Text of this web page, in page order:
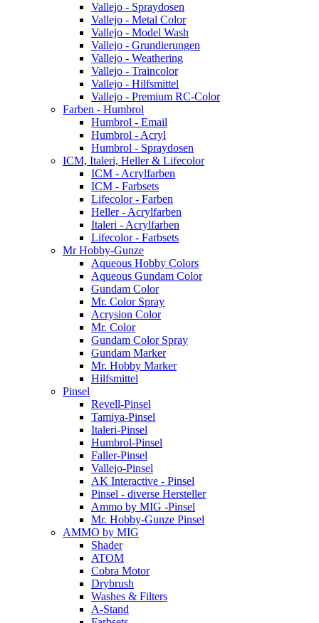
Vallejo - Spraydosen
Vallejo - Metal Color
Vallejo - Model Wash
Vallejo - Grundierungen
Vallejo - Weathering
Vallejo - Traincolor
Vallejo - Hilfsmittel
Vallejo - Premium RC-Color
Farben - Humbrol
Humbrol - Email
Humbrol - Acryl
Humbrol - Spraydosen
ICM, Italeri, Heller & Lifecolor
ICM - Acrylfarben
ICM - Farbsets
Lifecolor - Farben
Heller - Acrylfarben
Italeri - Acrylfarben
Lifecolor - Farbsets
Mr Hobby-Gunze
Aqueous Hobby Colors
Aqueous Gundam Color
Gundam Color
Mr. Color Spray
Acrysion Color
Mr. Color
Gundam Color Spray
Gundam Marker
Mr. Hobby Marker
Hilfsmittel
Pinsel
Revell-Pinsel
Tamiya-Pinsel
Italeri-Pinsel
Humbrol-Pinsel
Faller-Pinsel
Vallejo-Pinsel
AK Interactive - Pinsel
Pinsel - diverse Hersteller
Ammo by MIG -Pinsel
Mr. Hobby-Gunze Pinsel
AMMO by MIG
Shader
ATOM
Cobra Motor
Drybrush
Washes & Filters
A-Stand